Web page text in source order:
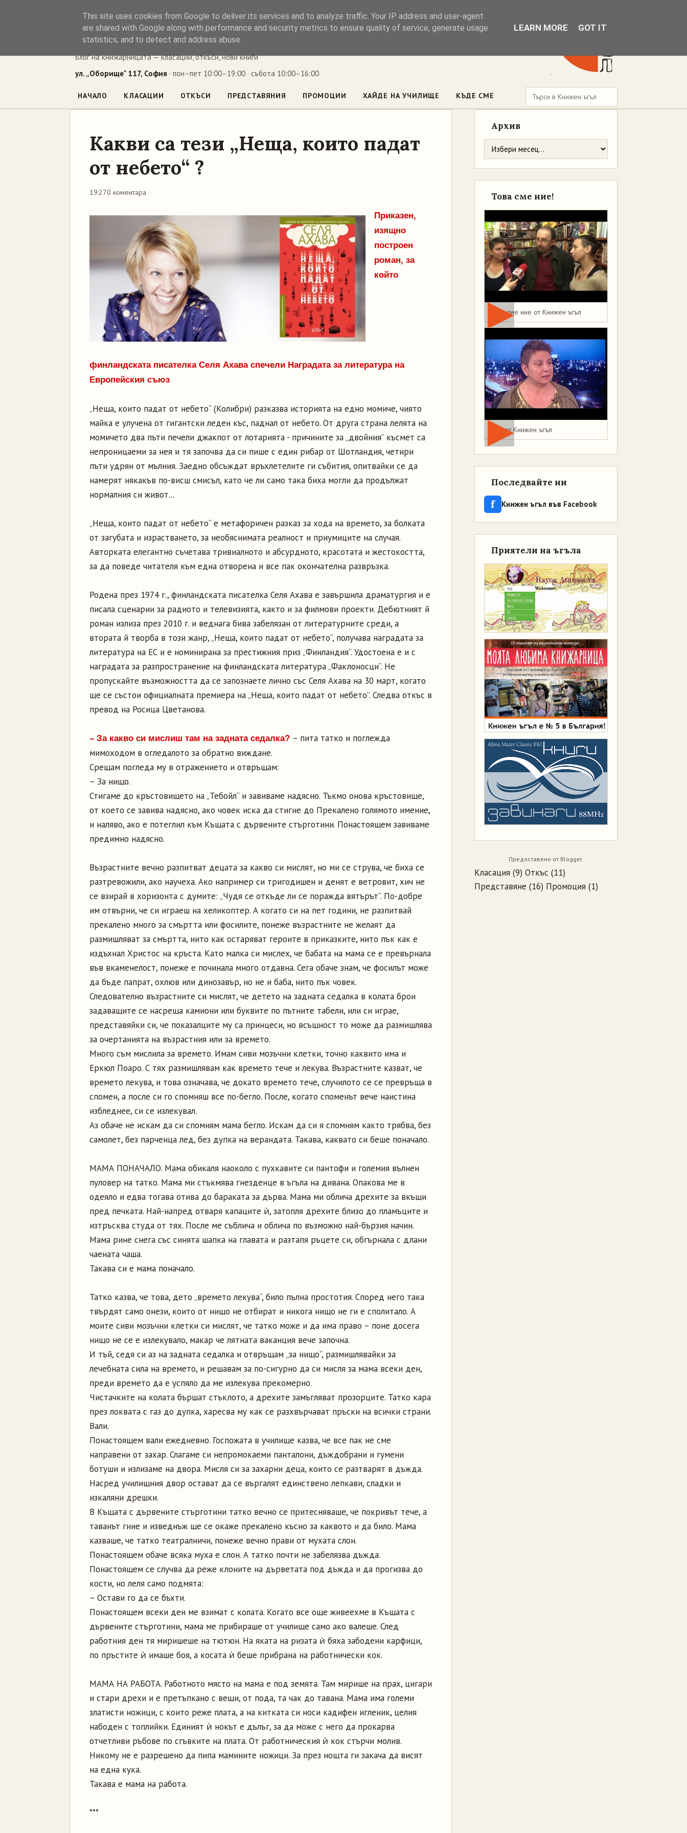
Книжен ъгъл
Блог на книжарницата — класации, откъси, нови книги
ул. „Оборище" 117, София · пон–пет 10:00–19:00 · събота 10:00–16:00
НАЧАЛО КЛАСАЦИИ ОТКЪСИ ПРЕДСТАВЯНИЯ ПРОМОЦИИ ХАЙДЕ НА УЧИЛИЩЕ КЪДЕ СМЕ
Какви са тези „Неща, които падат
от небето“ ?
19:270 коментара
Приказен,
изящно
построен
роман, за
който
финландската писателка Селя Ахава спечели Наградата за литература на
Европейския съюз
„Неща, които падат от небето“ (Колибри) разказва историята на едно момиче, чиято
майка е улучена от гигантски леден къс, паднал от небето. От друга страна лелята на
момичето два пъти печели джакпот от лотарията - причините за „двойния” късмет са
непроницаеми за нея и тя започва да си пише с един рибар от Шотландия, четири
пъти удрян от мълния. Заедно обсъждат връхлетелите ги събития, опитвайки се да
намерят някакъв по-висш смисъл, като че ли само така биха могли да продължат
нормалния си живот...
„Неща, които падат от небето“ е метафоричен разказ за хода на времето, за болката
от загубата и израстването, за необяснимата реалност и приумиците на случая.
Авторката елегантно съчетава тривиалното и абсурдното, красотата и жестокостта,
за да поведе читателя към една отворена и все пак окончателна развръзка.
Родена през 1974 г., финландската писателка Селя Ахава е завършила драматургия и е
писала сценарии за радиото и телевизията, както и за филмови проекти. Дебютният й
роман излиза през 2010 г. и веднага бива забелязан от литературните среди, а
втората й творба в този жанр, „Неща, които падат от небето“, получава наградата за
литература на ЕС и е номинирана за престижния приз „Финландия“. Удостоена е и с
наградата за разпространение на финландската литература „Факлоносци“. Не
пропускайте възможността да се запознаете лично със Селя Ахава на 30 март, когато
ще се състои официалната премиера на „Неща, които падат от небето”. Следва откъс в
превод на Росица Цветанова.
– За какво си мислиш там на задната седалка? – пита татко и поглежда
мимоходом в огледалото за обратно виждане.
Срещам погледа му в отражението и отвръщам:
– За нищо.
Стигаме до кръстовището на „Тебойл“ и завиваме надясно. Тъкмо онова кръстовище,
от което се завива надясно, ако човек иска да стигне до Прекалено голямото имение,
и наляво, ако е потеглил към Къщата с дървените стърготини. Понастоящем завиваме
предимно надясно.
Възрастните вечно разпитват децата за какво си мислят, но ми се струва, че биха се
разтревожили, ако научеха. Ако например си тригодишен и денят е ветровит, хич не
се взирай в хоризонта с думите: „Чудя се откъде ли се поражда вятърът“. По-добре
им отвърни, че си играеш на хеликоптер. А когато си на пет години, не разпитвай
прекалено много за смъртта или фосилите, понеже възрастните не желаят да
размишляват за смъртта, нито как остаряват героите в приказките, нито пък как е
издъхнал Христос на кръста. Като малка си мислех, че бабата на мама се е превърнала
във вкаменелост, понеже е починала много отдавна. Сега обаче знам, че фосилът може
да бъде папрат, охлюв или динозавър, но не и баба, нито пък човек.
Следователно възрастните си мислят, че детето на задната седалка в колата брои
задаващите се насреща камиони или буквите по пътните табели, или си играе,
представяйки си, че показалците му са принцеси, но всъщност то може да размишлява
за очертанията на възрастния или за времето.
Много съм мислила за времето. Имам сиви мозъчни клетки, точно каквито има и
Еркюл Поаро. С тях размишлявам как времето тече и лекува. Възрастните казват, че
времето лекува, и това означава, че докато времето тече, случилото се се превръща в
спомен, а после си го спомняш все по-бегло. После, когато споменът вече наистина
избледнее, си се излекувал.
Аз обаче не искам да си спомням мама бегло. Искам да си я спомням както трябва, без
самолет, без парченца лед, без дупка на верандата. Такава, каквато си беше поначало.
МАМА ПОНАЧАЛО. Мама обикаля наоколо с пухкавите си пантофи и големия вълнен
пуловер на татко. Мама ми стъкмява гнезденце в ъгъла на дивана. Опакова ме в
одеяло и едва тогава отива до бараката за дърва. Мама ми облича дрехите за вкъщи
пред печката. Най-напред отваря капаците ѝ, затопля дрехите близо до пламъците и
изтръсква студа от тях. После ме съблича и облича по възможно най-бързия начин.
Мама рине снега със синята шапка на главата и разтапя ръцете си, обгърнала с длани
чаената чаша.
Такава си е мама поначало.
Татко казва, че това, дето „времето лекува“, било пълна простотия. Според него така
твърдят само онези, които от нищо не отбират и никога нищо не ги е сполитало. А
моите сиви мозъчни клетки си мислят, че татко може и да има право – поне досега
нищо не се е излекувало, макар че лятната ваканция вече започна.
И тъй, седя си аз на задната седалка и отвръщам „за нищо“, размишлявайки за
лечебната сила на времето, и решавам за по-сигурно да си мисля за мама всеки ден,
преди времето да е успяло да ме излекува прекомерно.
Чистачките на колата бършат стъклото, а дрехите замъгляват прозорците. Татко кара
през локвата с газ до дупка, харесва му как се разхвърчават пръски на всички страни.
Вали.
Понастоящем вали ежедневно. Госпожата в училище казва, че все пак не сме
направени от захар. Слагаме си непромокаеми панталони, дъждобрани и гумени
ботуши и излизаме на двора. Мисля си за захарни деца, които се разтварят в дъжда.
Насред училищния двор остават да се въргалят единствено лепкави, сладки и
изкаляни дрешки.
В Къщата с дървените стърготини татко вечно се притесняваше, че покривът тече, а
таванът гние и изведнъж ще се окаже прекалено късно за каквото и да било. Мама
казваше, че татко театралничи, понеже вечно прави от мухата слон.
Понастоящем обаче всяка муха е слон. А татко почти не забелязва дъжда.
Понастоящем се случва да реже клоните на дърветата под дъжда и да прогизва до
кости, но леля само подмята:
– Остави го да се бъхти.
Понастоящем всеки ден ме взимат с колата. Когато все още живеехме в Къщата с
дървените стърготини, мама ме прибираше от училище само ако валеше. След
работния ден тя миришеше на тютюн. На яката на ризата ѝ бяха забодени карфици,
по пръстите ѝ имаше боя, а косата ѝ беше прибрана на работнически кок.
МАМА НА РАБОТА. Работното място на мама е под земята. Там мирише на прах, цигари
и стари дрехи и е претъпкано с вещи, от пода, та чак до тавана. Мама има големи
златисти ножици, с които реже плата, а на китката си носи кадифен игленик, целия
набоден с топлийки. Единият ѝ нокът е дълъг, за да може с него да прокарва
отчетливи ръбове по сгъвките на плата. От работническия ѝ кок стърчи молив.
Никому не е разрешено да пипа мамините ножици. За през нощта ги закача да висят
на една кука.
Такава е мама на работа.
***
Архив
Това сме ние!
Това сме ние от Книжен ъгъл
Мая от Книжен ъгъл
Последвайте ни
f Книжен ъгъл във Facebook
Приятели на ъгъла
Предоставено от Blogger.
Класация (9) Откъс (11)
Представяне (16) Промоция (1)
This site uses cookies from Google to deliver its services and to analyze traffic. Your IP address and user-agent
are shared with Google along with performance and security metrics to ensure quality of service, generate usage
statistics, and to detect and address abuse.
LEARN MORE GOT IT